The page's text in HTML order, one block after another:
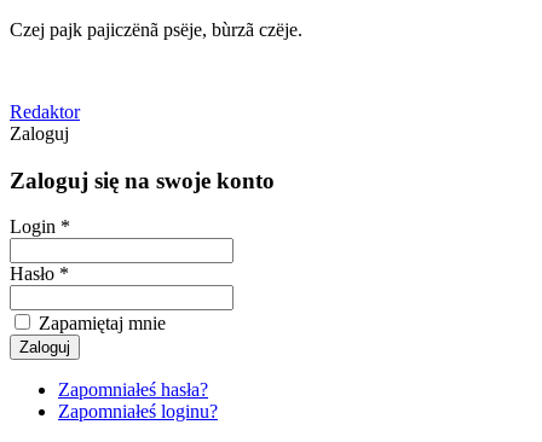
Czej pajk pajiczënã psëje, bùrzã czëje.
Redaktor
Zaloguj
Zaloguj się na swoje konto
Login *
Hasło *
Zapamiętaj mnie
Zapomniałeś hasła?
Zapomniałeś loginu?